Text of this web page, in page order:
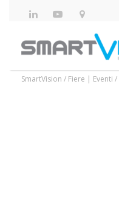
SmartVision / Fiere | Eventi /